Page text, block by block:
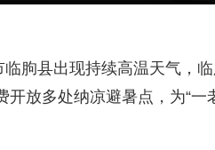
朐县出现持续高温天气，
放多处纳凉避暑点，为“一